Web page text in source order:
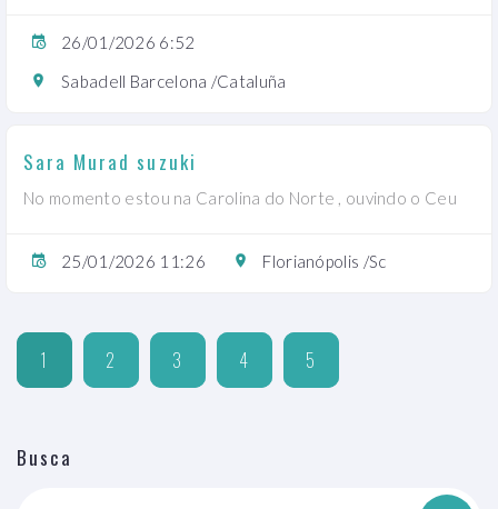
26/01/2026 6:52
Sabadell Barcelona /Cataluña
Sara Murad suzuki
No momento estou na Carolina do Norte , ouvindo o Ceu
25/01/2026 11:26 Florianópolis /Sc
1 2 3 4 5
Busca